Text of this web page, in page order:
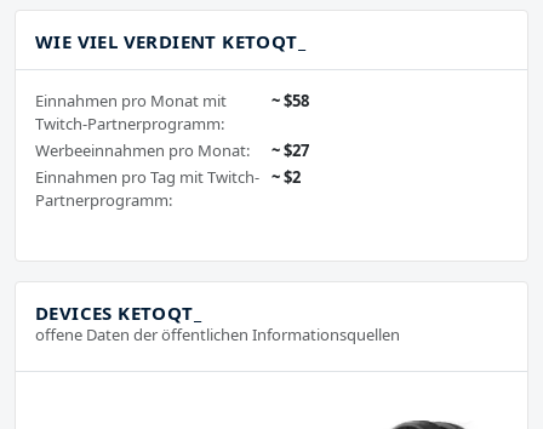
WIE VIEL VERDIENT KETOQT_
Einnahmen pro Monat mit
Twitch-Partnerprogramm:
~ $58
Werbeeinnahmen pro Monat:
~ $27
Einnahmen pro Tag mit Twitch-
Partnerprogramm:
~ $2
DEVICES KETOQT_
offene Daten der öffentlichen Informationsquellen